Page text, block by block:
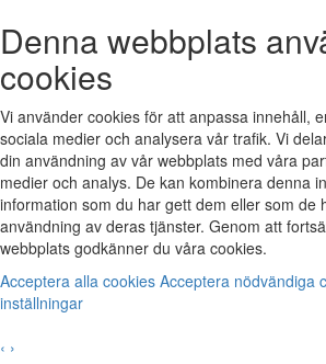
Denna webbplats
cookies
Vi använder cookies för att anpassa innehåll,
sociala medier och analysera vår trafik. Vi
din användning av vår webbplats med våra
medier och analys. De kan kombinera denna
information som du har gett dem eller som de
användning av deras tjänster. Genom att
webbplats godkänner du våra cookies.
Acceptera alla cookies Acceptera nödvändiga
inställningar
‹ ›